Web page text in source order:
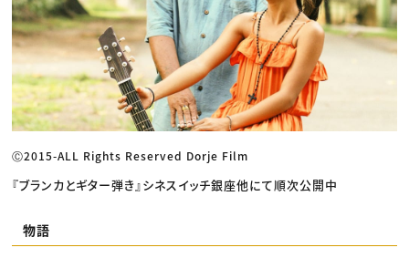
Ⓒ2015-ALL Rights Reserved Dorje Film
『ブランカとギター弾き』シネスイッチ銀座他にて順次公開中
物語